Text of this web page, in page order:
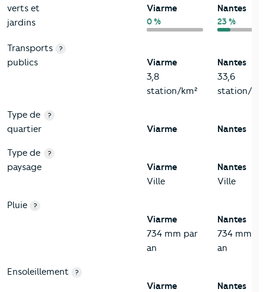
verts et
jardins
Viarme
0 %
Nantes
23 %
Transports
publics
?
Viarme
3,8
station/km²
Nantes
33,6
station/
Type de
quartier
?
Viarme Nantes
Type de
paysage
?
Viarme
Ville
Nantes
Ville
Pluie ?
Viarme
734 mm par
an
Nantes
734 mm
an
Ensoleillement ?
Viarme
Nantes